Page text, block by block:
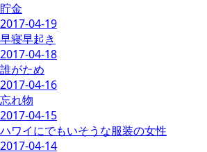
貯金
2017-04-19
早寝早起き
2017-04-18
誰がため
2017-04-16
忘れ物
2017-04-15
ハワイにでもいそうな服装の女性
2017-04-14